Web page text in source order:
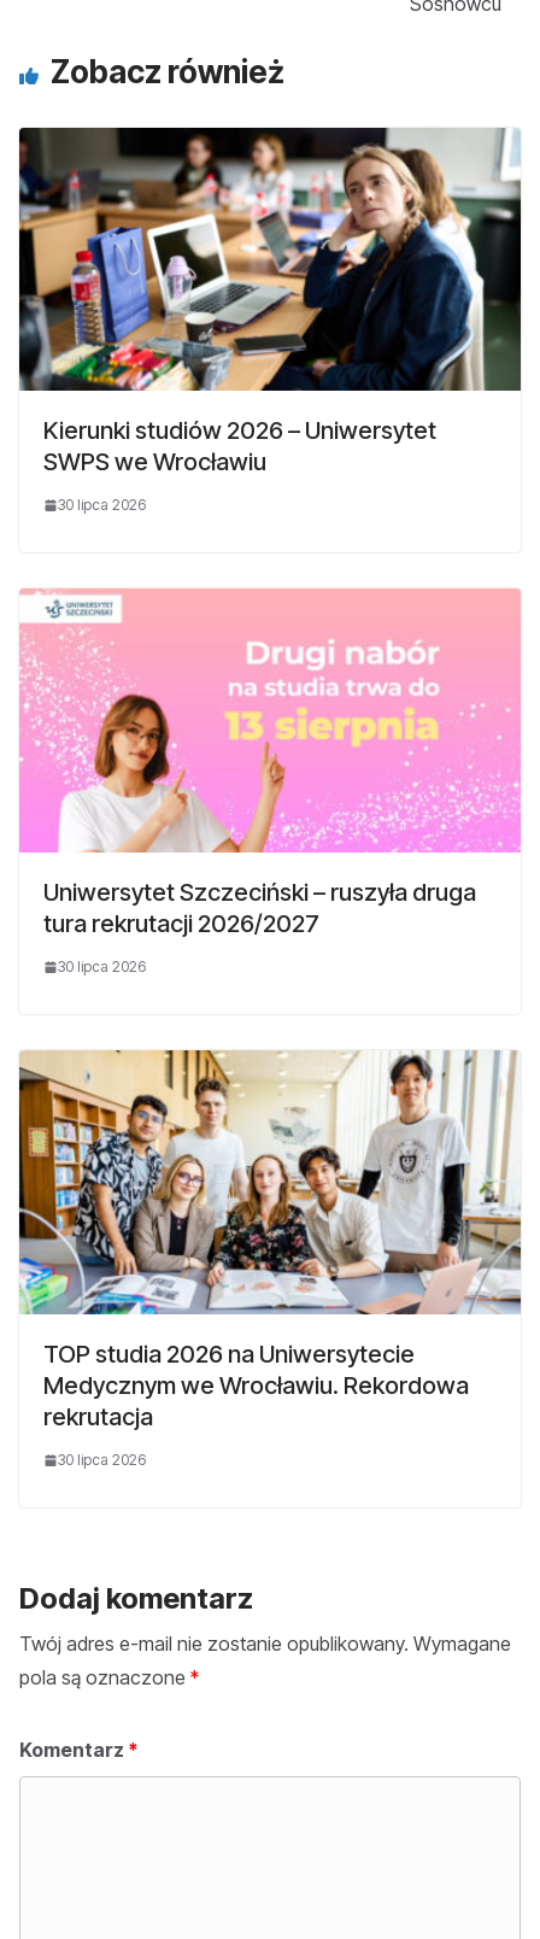
Zobacz również
Kierunki studiów 2026 – Uniwersytet
SWPS we Wrocławiu
30 lipca 2026
Uniwersytet Szczeciński – ruszyła druga
tura rekrutacji 2026/2027
30 lipca 2026
TOP studia 2026 na Uniwersytecie
Medycznym we Wrocławiu. Rekordowa
rekrutacja
30 lipca 2026
Dodaj komentarz
Twój adres e-mail nie zostanie opublikowany. Wymagane
pola są oznaczone *
Komentarz *